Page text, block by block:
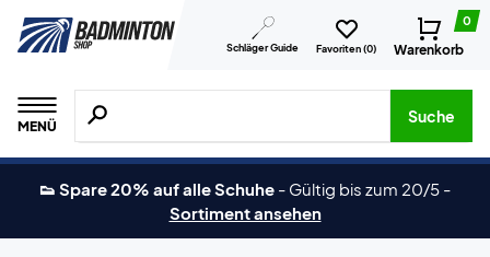
Schläger Guide Favoriten (0)
0
Warenkorb
MENÜ
Suche nach Produkten, Marken usw.
Suche
👟 Spare 20% auf alle Schuhe - Gültig bis zum 20/5 -
Sortiment ansehen